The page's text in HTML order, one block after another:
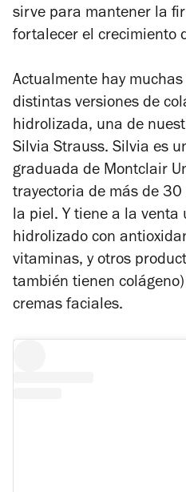
sirve para mantener la
fortalecer el crecimiento
Actualmente hay
distintas versiones de
hidrolizada, una de
Silvia Strauss. Silvia es
graduada de Montclair
trayectoria de más de
la piel. Y tiene a la venta
hidrolizado con
vitaminas, y otros
también tienen
cremas faciales.